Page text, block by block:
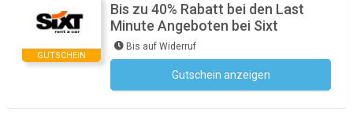
GUTSCHEIN
Bis zu 40% Rabatt bei den Last
Minute Angeboten bei Sixt
Bis auf Widerruf
Gutschein anzeigen